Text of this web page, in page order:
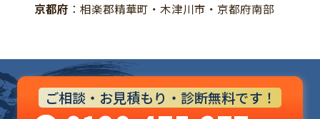
京都府 ：相楽郡精華町・木津川市・京都府南部
ご相談・お見積もり・診断無料です！